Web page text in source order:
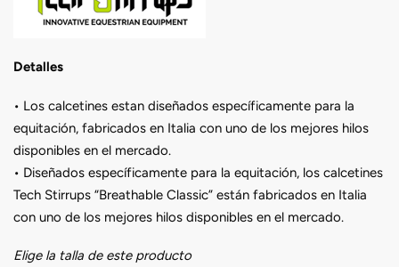
Detalles
• Los calcetines estan diseñados específicamente para la
equitación, fabricados en Italia con uno de los mejores hilos
disponibles en el mercado.
• Diseñados específicamente para la equitación, los calcetines
Tech Stirrups “Breathable Classic” están fabricados en Italia
con uno de los mejores hilos disponibles en el mercado.
Elige la talla de este producto